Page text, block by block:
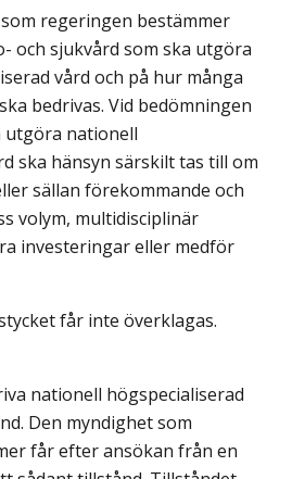
regeringen bestämmer
och sjukvård som ska utgöra
vård och på hur många
bedrivas. Vid bedömningen
utgöra nationell
ska hänsyn särskilt tas till om
sällan förekommande och
volym, multidisciplinär
investeringar eller medför
får inte överklagas.
nationell högspecialiserad
Den myndighet som
får efter ansökan från en